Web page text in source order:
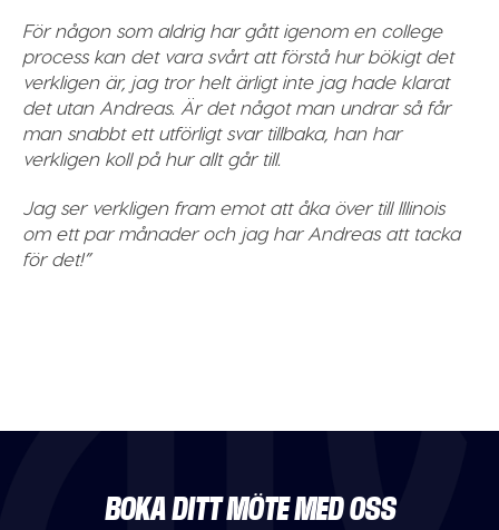
För någon som aldrig har gått igenom en college
process kan det vara svårt att förstå hur bökigt det
verkligen är, jag tror helt ärligt inte jag hade klarat
det utan Andreas. Är det något man undrar så får
man snabbt ett utförligt svar tillbaka, han har
verkligen koll på hur allt går till.
Jag ser verkligen fram emot att åka över till Illinois
om ett par månader och jag har Andreas att tacka
för det!”
BOKA DITT MÖTE MED OSS